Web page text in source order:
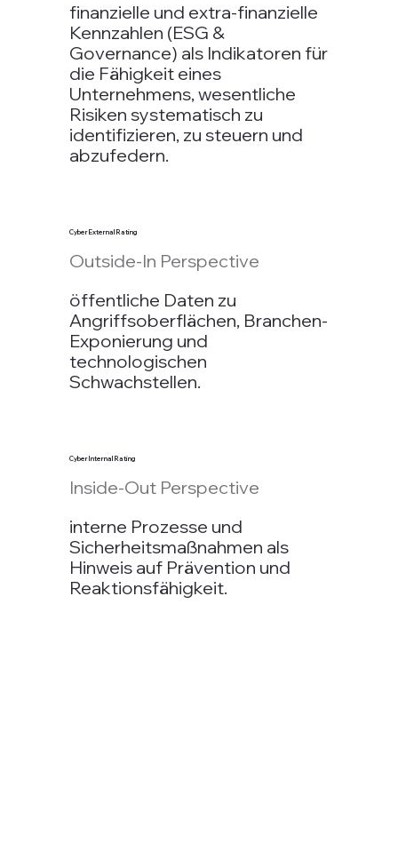
finanzielle und extra-finanzielle
Kennzahlen (ESG &
Governance) als Indikatoren für
die Fähigkeit eines
Unternehmens, wesentliche
Risiken systematisch zu
identifizieren, zu steuern und
abzufedern.
Cyber External Rating
Outside-In Perspective
öffentliche Daten zu
Angriffsoberflächen, Branchen-
Exponierung und
technologischen
Schwachstellen.
Cyber Internal Rating
Inside-Out Perspective
interne Prozesse und
Sicherheitsmaßnahmen als
Hinweis auf Prävention und
Reaktionsfähigkeit.